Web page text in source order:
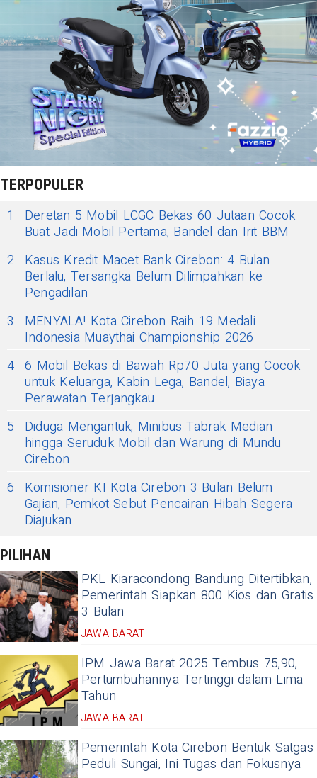
TERPOPULER
1
Deretan 5 Mobil LCGC Bekas 60 Jutaan Cocok
Buat Jadi Mobil Pertama, Bandel dan Irit BBM
2
Kasus Kredit Macet Bank Cirebon: 4 Bulan
Berlalu, Tersangka Belum Dilimpahkan ke
Pengadilan
3
MENYALA! Kota Cirebon Raih 19 Medali
Indonesia Muaythai Championship 2026
4 6 Mobil Bekas di Bawah Rp70 Juta yang Cocok
untuk Keluarga, Kabin Lega, Bandel, Biaya
Perawatan Terjangkau
5
Diduga Mengantuk, Minibus Tabrak Median
hingga Seruduk Mobil dan Warung di Mundu
Cirebon
6
Komisioner KI Kota Cirebon 3 Bulan Belum
Gajian, Pemkot Sebut Pencairan Hibah Segera
Diajukan
PILIHAN
PKL Kiaracondong Bandung Ditertibkan,
Pemerintah Siapkan 800 Kios dan Gratis
3 Bulan
JAWA BARAT
IPM Jawa Barat 2025 Tembus 75,90,
Pertumbuhannya Tertinggi dalam Lima
Tahun
JAWA BARAT
Pemerintah Kota Cirebon Bentuk Satgas
Peduli Sungai, Ini Tugas dan Fokusnya